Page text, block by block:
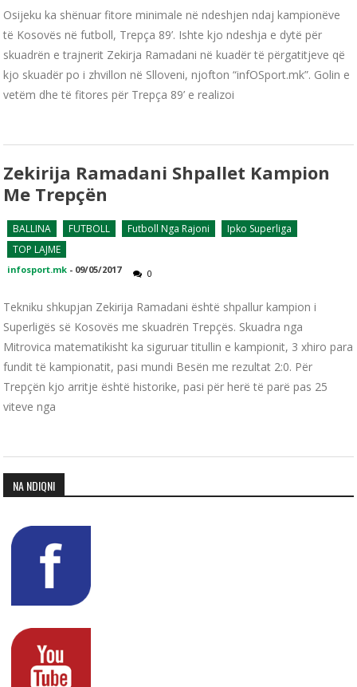
Osijeku ka shënuar fitore minimale në ndeshjen ndaj kampionëve
të Kosovës në futboll, Trepça 89’. Ishte kjo ndeshja e dytë për
skuadrën e trajnerit Zekirja Ramadani në kuadër të përgatitjeve që
kjo skuadër po i zhvillon në Slloveni, njofton “infOSport.mk”. Golin e
vetëm dhe të fitores për Trepça 89’ e realizoi
Zekirija Ramadani Shpallet Kampion
Me Trepçën
BALLINA FUTBOLL Futboll Nga Rajoni
Ipko Superliga
TOP LAJME
infosport.mk - 09/05/2017 0
Tekniku shkupjan Zekirija Ramadani është shpallur kampion i
Superligës së Kosovës me skuadrën Trepçës. Skuadra nga
Mitrovica matematikisht ka siguruar titullin e kampionit, 3 xhiro para
fundit të kampionatit, pasi mundi Besën me rezultat 2:0. Për
Trepçën kjo arritje është historike, pasi për herë të parë pas 25
viteve nga
NA NDIQNI